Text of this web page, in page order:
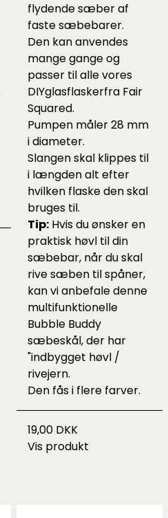
flydende sæber af
faste sæbebarer.
Den kan anvendes
mange gange og
passer til alle vores
DIYglasflaskerfra Fair
Squared.
Pumpen måler 28 mm
i diameter.
Slangen skal klippes til
i længden alt efter
hvilken flaske den skal
bruges til.
Tip: Hvis du ønsker en
praktisk høvl til din
sæbebar, når du skal
rive sæben til spåner,
kan vi anbefale denne
multifunktionelle
Bubble Buddy
sæbeskål, der har
"indbygget høvl /
rivejern.
Den fås i flere farver.
19,00 DKK
Vis produkt